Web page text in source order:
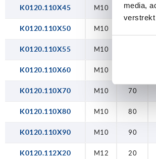
media,
90
K0120.110X45 M10 45
K0120.110X50 M10
K0120.110X55 M10
K0120.110X60 M10
K0120.110X70 M10 70
K0120.110X80 M10 80
K0120.110X90 M10 90
K0120.112X20 M12 20